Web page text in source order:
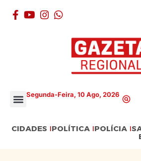
Segunda-Feira, 10 Ago, 2026
CIDADES POLÍTICA POLÍCIA